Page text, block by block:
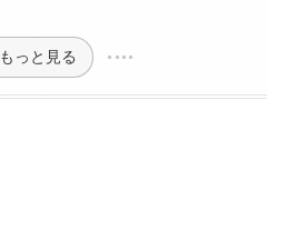
もっと見る